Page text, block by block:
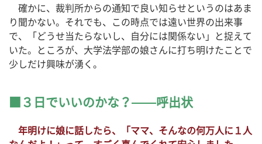
確かに、裁判所からの通知で良い知らせというのはあま
り聞かない。それでも、この時点では遠い世界の出来事
で、「どうせ当たらないし、自分には関係ない」と捉えて
いた。ところが、大学法学部の娘さんに打ち明けたことで
少しだけ興味が湧く。
３日でいいのかな？——呼出状
年明けに娘に話したら、「ママ、そんなの何万人に１人